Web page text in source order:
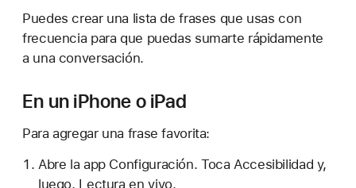
Puedes crear una lista de frases que usas con
frecuencia para que puedas sumarte rápidamente
a una conversación.
En un iPhone o iPad
Para agregar una frase favorita:
Abre la app Configuración. Toca Accesibilidad y,
luego, Lectura en vivo.